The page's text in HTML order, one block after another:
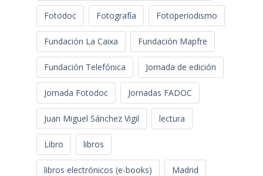
Fotodoc Fotografía Fotoperiodismo
Fundación La Caixa Fundación Mapfre
Fundación Telefónica Jornada de edición
Jornada Fotodoc Jornadas FADOC
Juan Miguel Sánchez Vigil lectura
Libro libros
libros electrónicos (e-books) Madrid